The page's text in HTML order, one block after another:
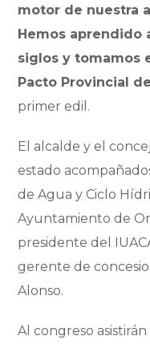
motor de nuestra
Hemos aprendido
siglos y tomamos
Pacto Provincial
primer edil.
El alcalde y el
estado
de Agua y Ciclo
Ayuntamiento de
presidente del
gerente de
Alonso.
Al congreso